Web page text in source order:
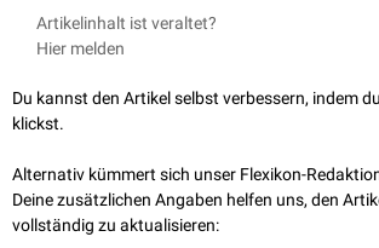
Tanzende Patella : Nachweis von
Zohlen-Zeichen
und Verletzungen des Knorpels
Glide-Test
: Untersuchung der Beweglichkeit der
Apprehensionstest
: Untersuchung auf
J-Sign
: Untersuchung auf Patellaluxation
Artikelinhalt ist veraltet?
Hier melden
Du kannst den Artikel selbst verbessern, indem
klickst.
Alternativ kümmert sich unser Flexikon-
Deine zusätzlichen Angaben helfen uns, den
vollständig zu aktualisieren: